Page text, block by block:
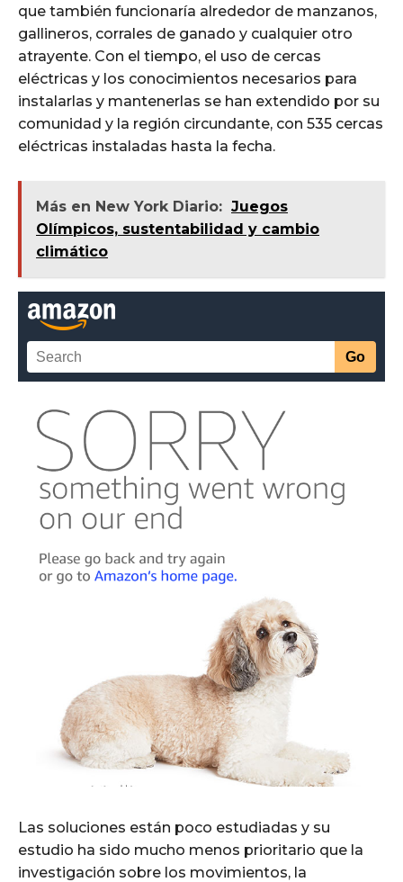
que también funcionaría alrededor de manzanos,
gallineros, corrales de ganado y cualquier otro
atrayente. Con el tiempo, el uso de cercas
eléctricas y los conocimientos necesarios para
instalarlas y mantenerlas se han extendido por su
comunidad y la región circundante, con 535 cercas
eléctricas instaladas hasta la fecha.
Más en New York Diario: Juegos
Olímpicos, sustentabilidad y cambio
climático
Las soluciones están poco estudiadas y su
estudio ha sido mucho menos prioritario que la
investigación sobre los movimientos, la